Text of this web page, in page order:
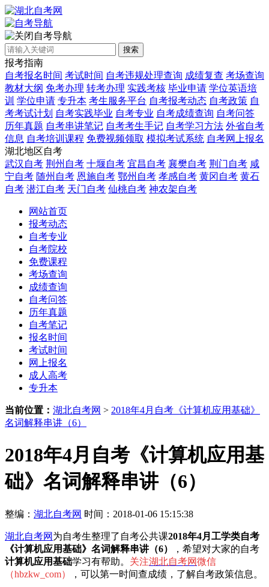
自考导航
搜索
报考指南
自考报名时间 考试时间 自考违规处理查询 成绩复查 考场查询
教材大纲 免考办理 转考办理 实践考核 毕业申请 学位英语培
训 学位申请 专升本 考生服务平台 自考报考动态 自考政策 自
考考试计划 自考实践毕业 自考专业 自考成绩查询 自考问答
历年真题 自考串讲笔记 自考考生手记 自考学习方法 外省自考
信息 自考培训课程 免费视频领取 模拟考试系统 自考网上报名
湖北地区自考
武汉自考 荆州自考 十堰自考 宜昌自考 襄樊自考 荆门自考 咸
宁自考 随州自考 恩施自考 鄂州自考 孝感自考 黄冈自考 黄石
自考 潜江自考 天门自考 仙桃自考 神农架自考
网站首页
报考动态
自考专业
自考院校
免费课程
考场查询
成绩查询
自考问答
历年真题
自考笔记
报名时间
考试时间
网上报名
成人高考
专升本
当前位置： 湖北自考网 > 2018年4月自考《计算机应用基础》
名词解释串讲（6）
2018年4月自考《计算机应用基
础》名词解释串讲（6）
整编： 湖北自考网 时间：2018-01-06 15:15:38
湖北自考网 为自考生整理了自考公共课2018年4月工学类自考
《计算机应用基础》名词解释串讲（6）
，希望对大家的自考
计算机应用基础学习有帮助。 关注湖北自考网微信
（hbzkw_com）
，可以第一时间查成绩，了解自考政策信息。